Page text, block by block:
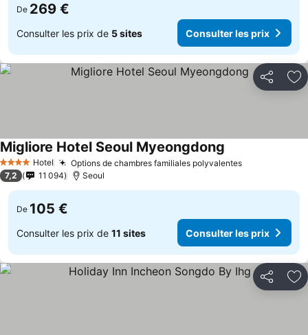
De 269 €
Consulter les prix de 5 sites Consulter les prix
Partager
4 Étoiles Hotel Options de chambres familiales polyvalentesConsulter
Migliore Hotel Seoul Myeongdong
7,2 11 094 Seoul
De 105 €
Consulter les prix de 11 sites Consulter les prix
Partager